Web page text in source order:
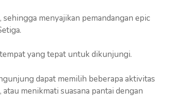
menyajikan pemandangan epic
yang tepat untuk dikunjungi.
dapat memilih beberapa aktivitas
menikmati suasana pantai dengan